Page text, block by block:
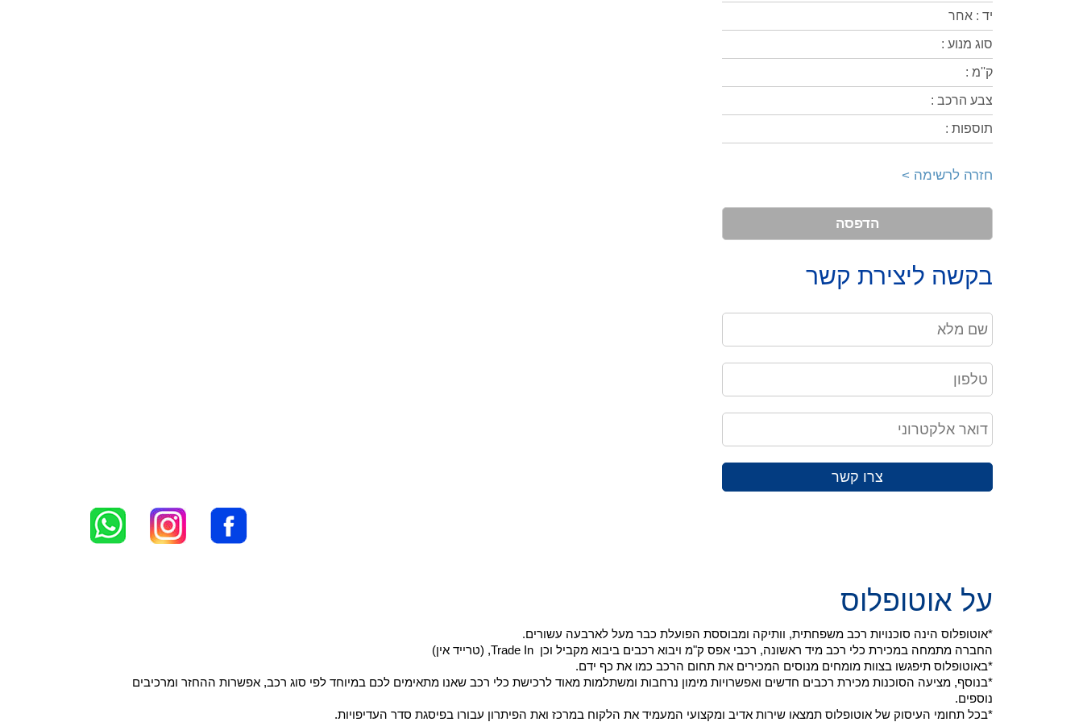
יד : אחר
סוג מנוע :
ק''מ :
צבע הרכב :
תוספות :
חזרה לרשימה >
הדפסה
בקשה ליצירת קשר
צרו קשר
על אוטופלוס
*אוטופלוס הינה סוכנויות רכב משפחתית, וותיקה ומבוססת הפועלת כבר מעל לארבעה עשורים.
החברה מתמחה במכירת כלי רכב מיד ראשונה, רכבי אפס ק"מ ויבוא רכבים ביבוא מקביל וכן Trade In, (טרייד אין)
*באוטופלוס תיפגשו בצוות מומחים מנוסים המכירים את תחום הרכב כמו את כף ידם.
*בנוסף, מציעה הסוכנות מכירת רכבים חדשים ואפשרויות מימון נרחבות ומשתלמות מאוד לרכישת כלי רכב שאנו מתאימים לכם במיוחד לפי סוג רכב, אפשרות ההחזר ומרכיבים
נוספים.
*בכל תחומי העיסוק של אוטופלוס תמצאו שירות אדיב ומקצועי המעמיד את הלקוח במרכז ואת הפיתרון עבורו בפיסגת סדר העדיפויות.